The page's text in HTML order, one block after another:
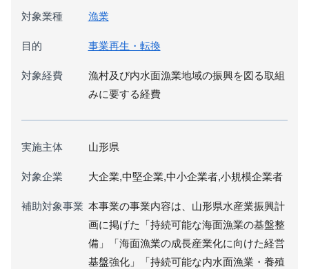
対象業種 漁業
目的 事業再生・転換
対象経費
漁村及び内水面漁業地域の振興を図る取組
みに要する経費
実施主体 山形県
対象企業 大企業,中堅企業,中小企業者,小規模企業者
補助対象事業 本事業の事業内容は、山形県水産業振興計
画に掲げた「持続可能な海面漁業の基盤整
備」「海面漁業の成長産業化に向けた経営
基盤強化」「持続可能な内水面漁業・養殖